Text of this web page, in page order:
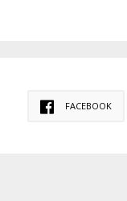
FACEBOOK